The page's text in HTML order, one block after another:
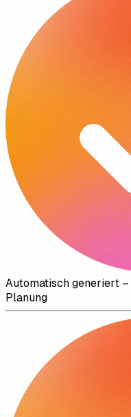
Automatisch generiert –
Planung